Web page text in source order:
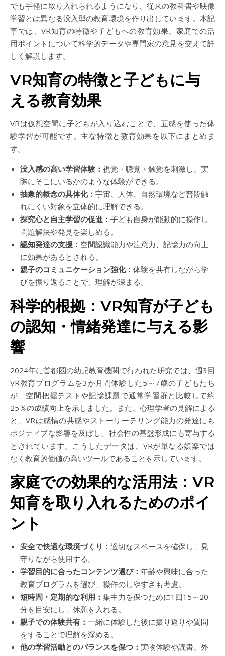
でも手軽に取り入れられるようになり、従来の教科書や映像
学習とは異なる没入型の教育環境を作り出しています。本記
事では、VR知育の特徴や子どもへの教育効果、家庭での活
用ポイントについて科学的データや専門家の意見を交えて詳
しく解説します。
VR知育の特徴と子どもに与
える教育効果
VRは仮想空間に子どもが入り込むことで、五感を使った体
験学習が可能です。主な特徴と教育効果を以下にまとめま
す。
没入感の高い学習体験： 視覚・聴覚・触覚を刺激し、実
際にそこにいるかのような体験ができる。
抽象的概念の具体化： 宇宙、人体、自然環境など普段触
れにくい対象を立体的に理解できる。
探究心と自主学習の促進： 子ども自身が能動的に操作し
問題解決や発見を楽しめる。
認知発達の支援： 空間認識能力や注意力、記憶力の向上
に効果があるとされる。
親子のコミュニケーション強化： 体験を共有しながら学
びを振り返ることで、理解が深まる。
科学的根拠：VR知育が子ども
の認知・情緒発達に与える影
響
2024年に首都圏の幼児教育機関で行われた研究では、週3回
VR教育プログラムを3か月間体験した5～7歳の子どもたち
が、空間把握テストや記憶課題で通常学習群と比較して約
25％の成績向上を示しました。また、心理学者の見解による
と、VRは感情の共感やストーリーテリング能力の発達にも
ポジティブな影響を及ぼし、社会性の基盤形成にも寄与する
とされています。こうしたデータは、VRが単なる娯楽では
なく教育的価値の高いツールであることを示しています。
家庭での効果的な活用法：VR
知育を取り入れるためのポイ
ント
安全で快適な環境づくり： 適切なスペースを確保し、見
守りながら使用する。
学習目的に合ったコンテンツ選び： 年齢や興味に合った
教育プログラムを選び、操作のしやすさも考慮。
短時間・定期的な利用： 集中力を保つために1回15～20
分を目安にし、休憩を入れる。
親子での体験共有： 一緒に体験した後に振り返りや質問
をすることで理解を深める。
他の学習活動とのバランスを保つ： 実物体験や読書、外